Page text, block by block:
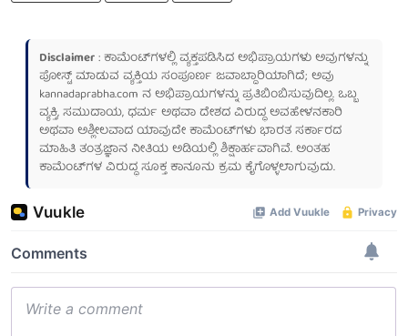
Disclaimer: ಕಾಮೆಂಟ್‌ಗಳಲ್ಲಿ ವ್ಯಕ್ತಪಡಿಸಿದ ಅಭಿಪ್ರಾಯಗಳು ಅವುಗಳನ್ನು
ಪೋಸ್ಟ್ ಮಾಡುವ ವ್ಯಕ್ತಿಯ ಸಂಪೂರ್ಣ ಜವಾಬ್ದಾರಿಯಾಗಿದೆ; ಅವು
kannadaprabha.com ನ ಅಭಿಪ್ರಾಯಗಳನ್ನು ಪ್ರತಿಬಿಂಬಿಸುವುದಿಲ್ಲ. ಒಬ್ಬ
ವ್ಯಕ್ತಿ, ಸಮುದಾಯ, ಧರ್ಮ ಅಥವಾ ದೇಶದ ವಿರುದ್ಧ ಅವಹೇಳನಕಾರಿ
ಅಥವಾ ಅಶ್ಲೀಲವಾದ ಯಾವುದೇ ಕಾಮೆಂಟ್‌ಗಳು ಭಾರತ ಸರ್ಕಾರದ
ಮಾಹಿತಿ ತಂತ್ರಜ್ಞಾನ ನೀತಿಯ ಅಡಿಯಲ್ಲಿ ಶಿಕ್ಷಾರ್ಹವಾಗಿವೆ. ಅಂತಹ
ಕಾಮೆಂಟ್‌ಗಳ ವಿರುದ್ಧ ಸೂಕ್ತ ಕಾನೂನು ಕ್ರಮ ಕೈಗೊಳ್ಳಲಾಗುವುದು.